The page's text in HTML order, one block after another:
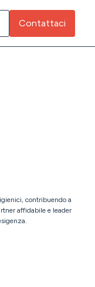
Contattaci
contribuendo a
affidabile e leader